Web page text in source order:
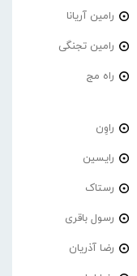
رامین آریانا
رامین تجنگی
راه مج
راوِن
رایسین
رستاک
رسول باقری
رضا آذریان